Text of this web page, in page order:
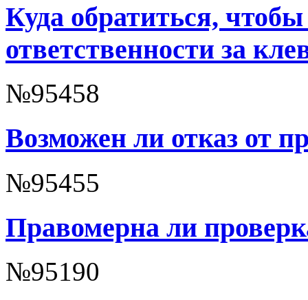
Куда обратиться,
ответственности за
№95458
Возможен ли отказ от
№95455
Правомерна ли
№95190